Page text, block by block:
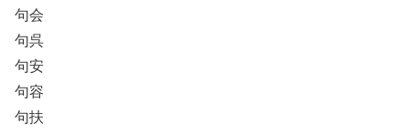
句会
句呉
句安
句容
句扶